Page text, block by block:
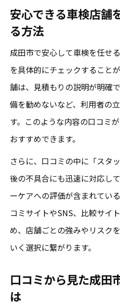
安心できる車検店舗
る方法
成田市で安心して車検を任せ
を具体的にチェックすること
舗は、見積もりの説明が明確
備を勧めないなど、利用者の
す。このような内容の口コミ
おすすめできます。
さらに、口コミの中に「スタ
後の不具合にも迅速に対応し
ーケアへの評価が含まれてい
コミサイトやSNS、比較サイ
め、店舗ごとの強みやリスク
いく選択に繋がります。
口コミから見た成田
は